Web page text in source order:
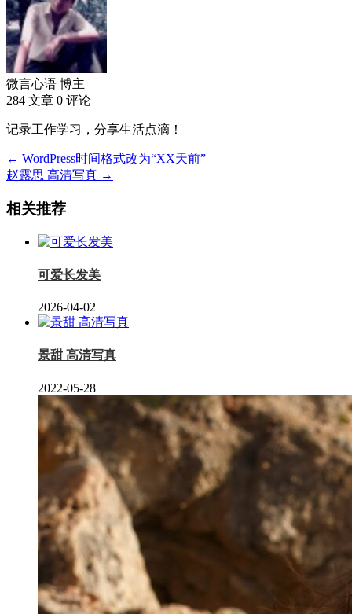
微言心语 博主
284 文章 0 评论
记录工作学习，分享生活点滴！
← WordPress时间格式改为“XX天前”
赵露思 高清写真 →
相关推荐
可爱长发美
2026-04-02
景甜 高清写真
2022-05-28